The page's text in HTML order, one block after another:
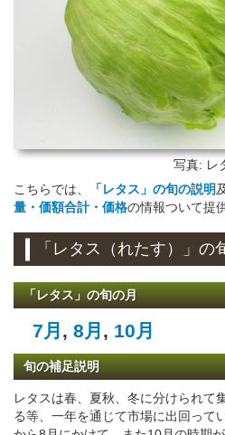
写真: レ
こちらでは、
「レタス」の旬の説明
量・価額合計・価格の情報ついて提
「レタス（れたす）」の
「レタス」の旬の月
7月 , 8月 , 10月
旬の補足説明
レタスは春、夏秋、冬に分けられて
る等、一年を通じて市場に出回って